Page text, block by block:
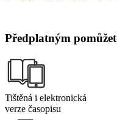
Předplatným
Tištěná i elektronická
verze časopisu